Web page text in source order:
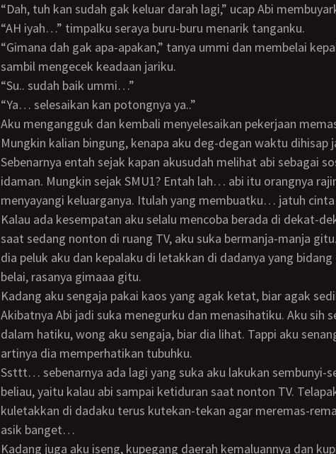
“Dah, tuh kan sudah gak keluar darah lagi,” ucap Abi
“AH iyah…” timpalku seraya buru-buru menarik tanganku.
“Gimana dah gak apa-apakan,” tanya ummi dan membelai kepalaku yang berjilbab
sambil mengecek keadaan jariku.
“Su.. sudah baik ummi…”
“Ya… selesaikan kan potongnya ya..”
Aku mengangguk dan kembali menyelesaikan pekerjaan
Mungkin kalian bingung, kenapa aku deg-degan waktu dihisap jariku oleh abiku.
Sebenarnya entah sejak kapan akusudah melihat abi sebagai
idaman. Mungkin sejak SMU1? Entah lah… abi itu orangnya
menyayangi keluarganya. Itulah yang membuatku… jatuh cinta
Kalau ada kesempatan aku selalu mencoba berada di dekat-dekat beliau, misalnya
saat sedang nonton di ruang TV, aku suka bermanja-manja
dia peluk aku dan kepalaku di letakkan di dadanya yang
belai, rasanya gimaaa gitu.
Kadang aku sengaja pakai kaos yang agak ketat, biar agak sedikit menggoda abi.
Akibatnya Abi jadi suka menegurku dan menasihatiku. Aku sih
dalam hatiku, wong aku sengaja, biar dia lihat. Tappi aku
artinya dia memperhatikan tubuhku.
Ssttt… sebenarnya ada lagi yang suka aku lakukan sembunyi-sembunyi terhadap
beliau, yaitu kalau abi sampai ketiduran saat nonton TV.
kuletakkan di dadaku terus kutekan-tekan agar meremas-
asik banget…
Kadang juga aku iseng, kupegang daerah kemaluannya dan kupijit pelan-pelan.